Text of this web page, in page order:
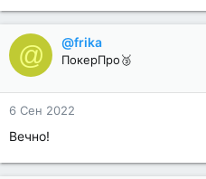
@ @frika
ПокерПро🥉
6 Сен 2022
Вечно!